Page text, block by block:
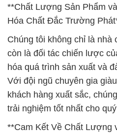
**Chất Lượng Sản Phẩm
Hóa Chất Đắc Trường
Chúng tôi không chỉ là nhà
còn là đối tác chiến lược
hóa quá trình sản xuất và
Với đội ngũ chuyên gia
khách hàng xuất sắc,
trải nghiệm tốt nhất cho
**Cam Kết Về Chất Lượng